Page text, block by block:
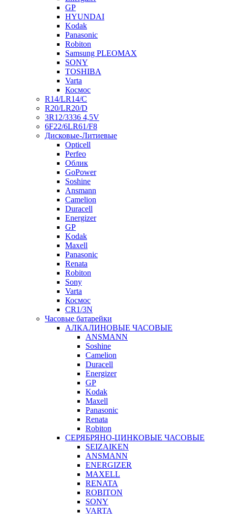
GP
HYUNDAI
Kodak
Panasonic
Robiton
Samsung PLEOMAX
SONY
TOSHIBA
Varta
Космос
R14/LR14/C
R20/LR20/D
3R12/3336 4,5V
6F22/6LR61/F8
Дисковые-Литиевые
Opticell
Perfeo
Облик
GoPower
Soshine
Ansmann
Camelion
Duracell
Energizer
GP
Kodak
Maxell
Panasonic
Renata
Robiton
Sony
Varta
Космос
CR1/3N
Часовые батарейки
АЛКАЛИНОВЫЕ ЧАСОВЫЕ
ANSMANN
Soshine
Camelion
Duracell
Energizer
GP
Kodak
Maxell
Panasonic
Renata
Robiton
СЕРЯБРЯНО-ЦИНКОВЫЕ ЧАСОВЫЕ
SEIZAIKEN
ANSMANN
ENERGIZER
MAXELL
RENATA
ROBITON
SONY
VARTA